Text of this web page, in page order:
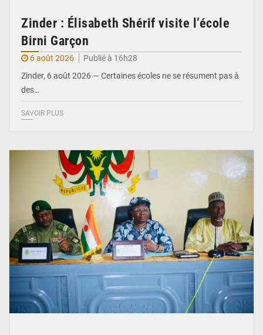
Zinder : Élisabeth Shérif visite l’école
Birni Garçon
6 août 2026
Publié à 16h28
Zinder, 6 août 2026 — Certaines écoles ne se résument pas à
des…
SAVOIR PLUS